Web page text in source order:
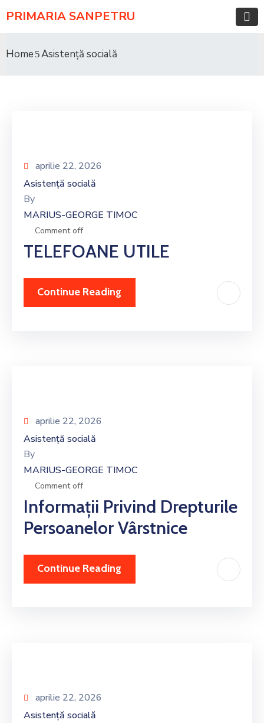
PRIMARIA SANPETRU
Home Asistență socială
aprilie 22, 2026
Asistență socială
By
MARIUS-GEORGE TIMOC
Comment off
TELEFOANE UTILE
Continue Reading
aprilie 22, 2026
Asistență socială
By
MARIUS-GEORGE TIMOC
Comment off
Informații Privind Drepturile
Persoanelor Vârstnice
Continue Reading
aprilie 22, 2026
Asistență socială